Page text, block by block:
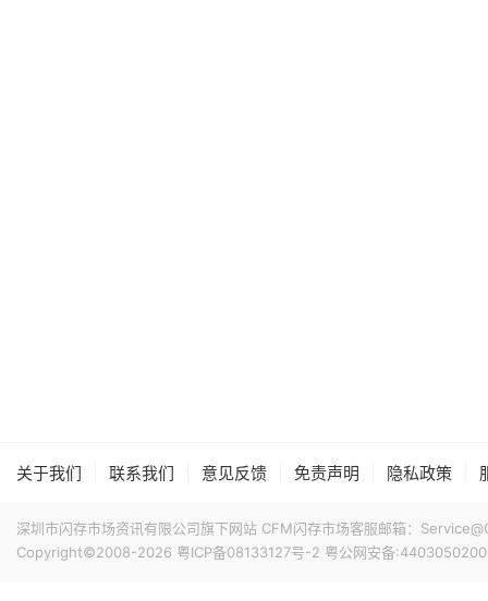
关于我们 联系我们 意见反馈 免责声明 隐私政策
深圳市闪存市场资讯有限公司旗下网站 CFM闪存市场客服邮箱：
Copyright©2008-2026 粤ICP备08133127号-2 粤公网安备